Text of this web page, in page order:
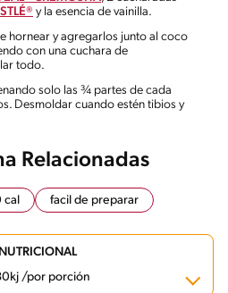
y la esencia de vainilla.
hornear y agregarlos junto al coco
con una cuchara de
todo.
solo las ¾ partes de cada
Desmoldar cuando estén tibios y
Relacionadas
cal facil de preparar
/por porción